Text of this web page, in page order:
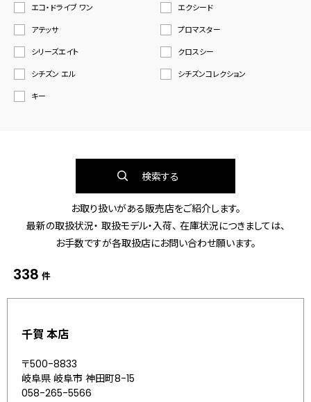
エコ・ドライブ ワン
エクシード
アテッサ
プロマスター
シリーズエイト
クロスシー
シチズン エル
シチズンコレクション
キー
検索する
お取り扱いがある販売店をご紹介します。
最新の取扱状況・ 取扱モデル・入荷、 在庫状況につきましては、
お手数ですが各取扱店にお問い合わせ願います。
338 件
千賀 本店
〒500-8833
岐阜県 岐阜市 神田町8-15
058-265-5566